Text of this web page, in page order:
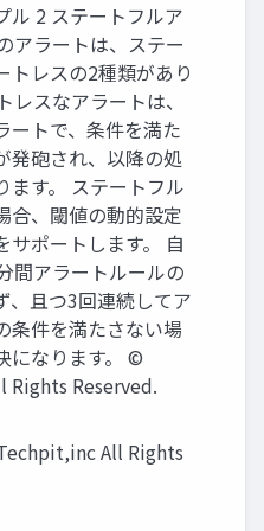
ル 2 ステートフルア
アラートは、ステー
トレスの2種類があり
レスなアラートは、
ートで、条件を満た
発砲され、以降の処
ます。 ステートフル
合、閾値の動的設定
サポートします。 自
間アラートルールの
、且つ3回連続してア
条件を満たさない場
になります。 ©
Reserved.
All Rights